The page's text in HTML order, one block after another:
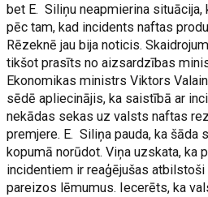
bet E. Siliņu neapmierina
pēc tam, kad incidents naftas
Rēzeknē jau bija noticis.
tikšot prasīts no aizsardzības
Ekonomikas ministrs Viktors
sēdē apliecinājis, ka saistībā ar
nekādas sekas uz valsts naftas
premjere. E. Siliņa pauda, ka šāda
kopumā norūdot. Viņa uzskata, ka
incidentiem ir reaģējušas
pareizos lēmumus. Iecerēts, ka